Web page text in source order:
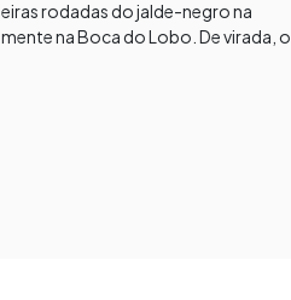
rodadas do jalde-negro na
na Boca do Lobo. De virada, o